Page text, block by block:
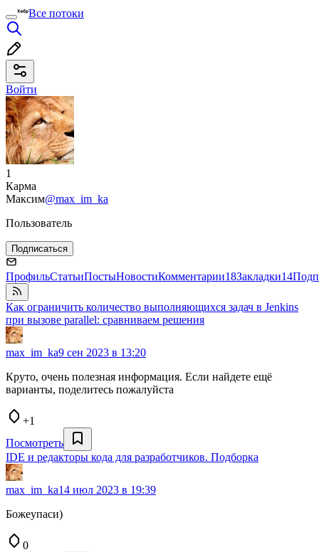
Все потоки
Войти
1
Карма
Максим@max_im_ka
Пользователь
Подписаться
ПрофильСтатьиПостыНовостиКомментарии18Закладки14
Как ограничить количество выполняющихся задач в Jenkins
при вызове parallel: сравниваем решения
max_im_ka9 сен 2023 в 13:20
Круто, очень полезная информация. Если найдете ещё
варианты, поделитесь пожалуйста
+1
Посмотреть
IDE и редакторы кода для разработчиков. Подборка
max_im_ka14 июл 2023 в 19:39
Божеупаси)
0